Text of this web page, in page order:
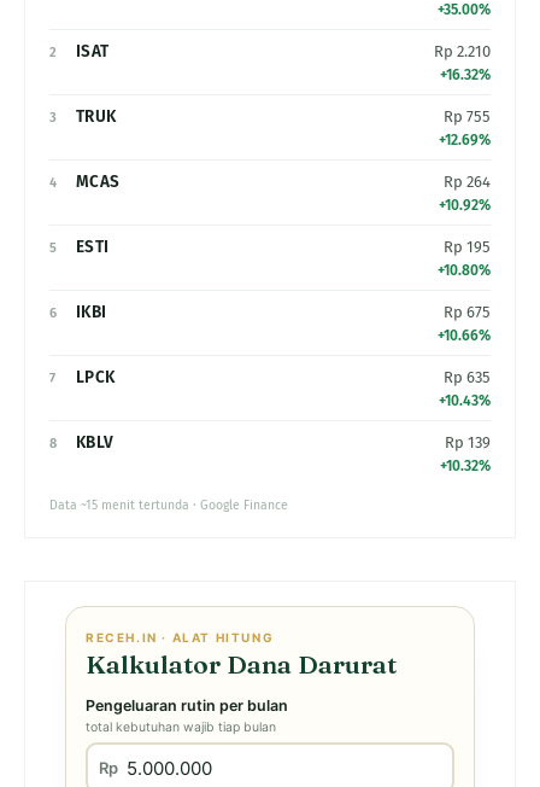
+35.00%
2 ISAT Rp 2.210
+16.32%
3 TRUK Rp 755
+12.69%
4 MCAS Rp 264
+10.92%
5 ESTI Rp 195
+10.80%
6 IKBI Rp 675
+10.66%
7 LPCK Rp 635
+10.43%
8 KBLV Rp 139
+10.32%
Data ~15 menit tertunda · Google Finance
RECEH.IN · ALAT HITUNG
Kalkulator Dana Darurat
Pengeluaran rutin per bulan
total kebutuhan wajib tiap bulan
Rp